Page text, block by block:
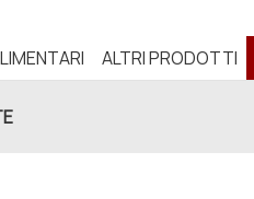
ALTRI PRODOTTI